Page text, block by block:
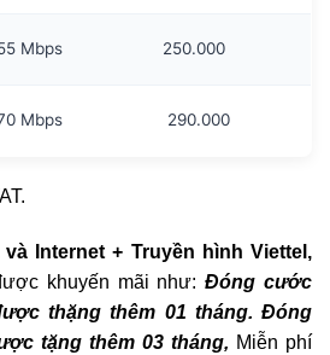
Mbps 250.000
Mbps 290.000
Internet + Truyền hình Viettel,
khuyến mãi như:Đóng cước
thặng thêm 01 tháng. Đóng
tặng thêm 03 tháng, Miễn phí